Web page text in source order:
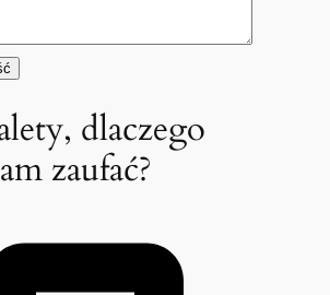
dlaczego
zaufać?